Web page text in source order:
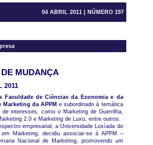
04 ABRIL 2011 | NÚMERO 197
MUDANÇA
2011
Faculdade de Ciências da Economia e da
Marketing da APPM e subordinado à temática
interesses, como o Marketing de Guerrilha,
2.0 e Marketing de Luxo, entre outros.
empresarial, a Universidade Lusíada do
Marketing, decidiu associar-se à APPM –
Nacional de Marketing, promovendo um